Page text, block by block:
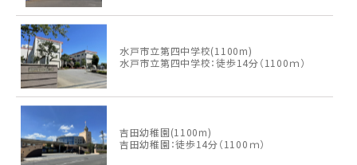
水戸市立第四中学校(1100m)
水戸市立第四中学校：徒歩14分（1100ｍ）
吉田幼稚園(1100m)
吉田幼稚園：徒歩14分（1100ｍ）